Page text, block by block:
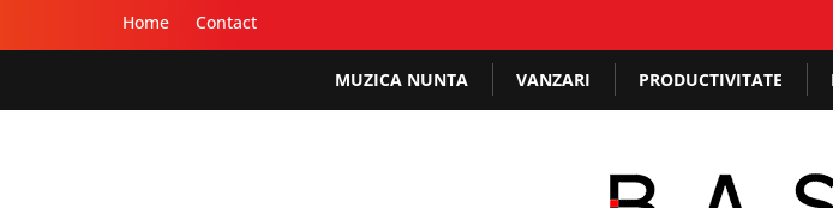
Home Contact
MUZICA NUNTA VANZARI PRODUCTIVITATE